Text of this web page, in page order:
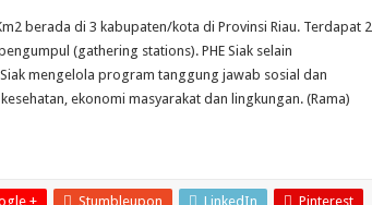
berada di 3 kabupaten/kota di Provinsi Riau. Terdapat 2
(gathering stations). PHE Siak selain
mengelola program tanggung jawab sosial dan
ekonomi masyarakat dan lingkungan. (Rama)
+ Stumbleupon LinkedIn Pinterest